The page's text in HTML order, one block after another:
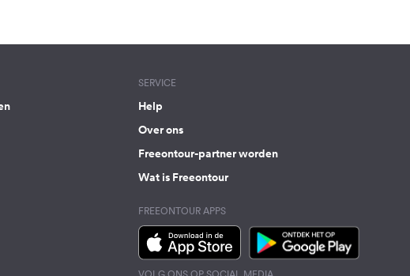
SERVICE
Help
Over ons
Freeontour-partner worden
Wat is Freeontour
FREEONTOUR APPS